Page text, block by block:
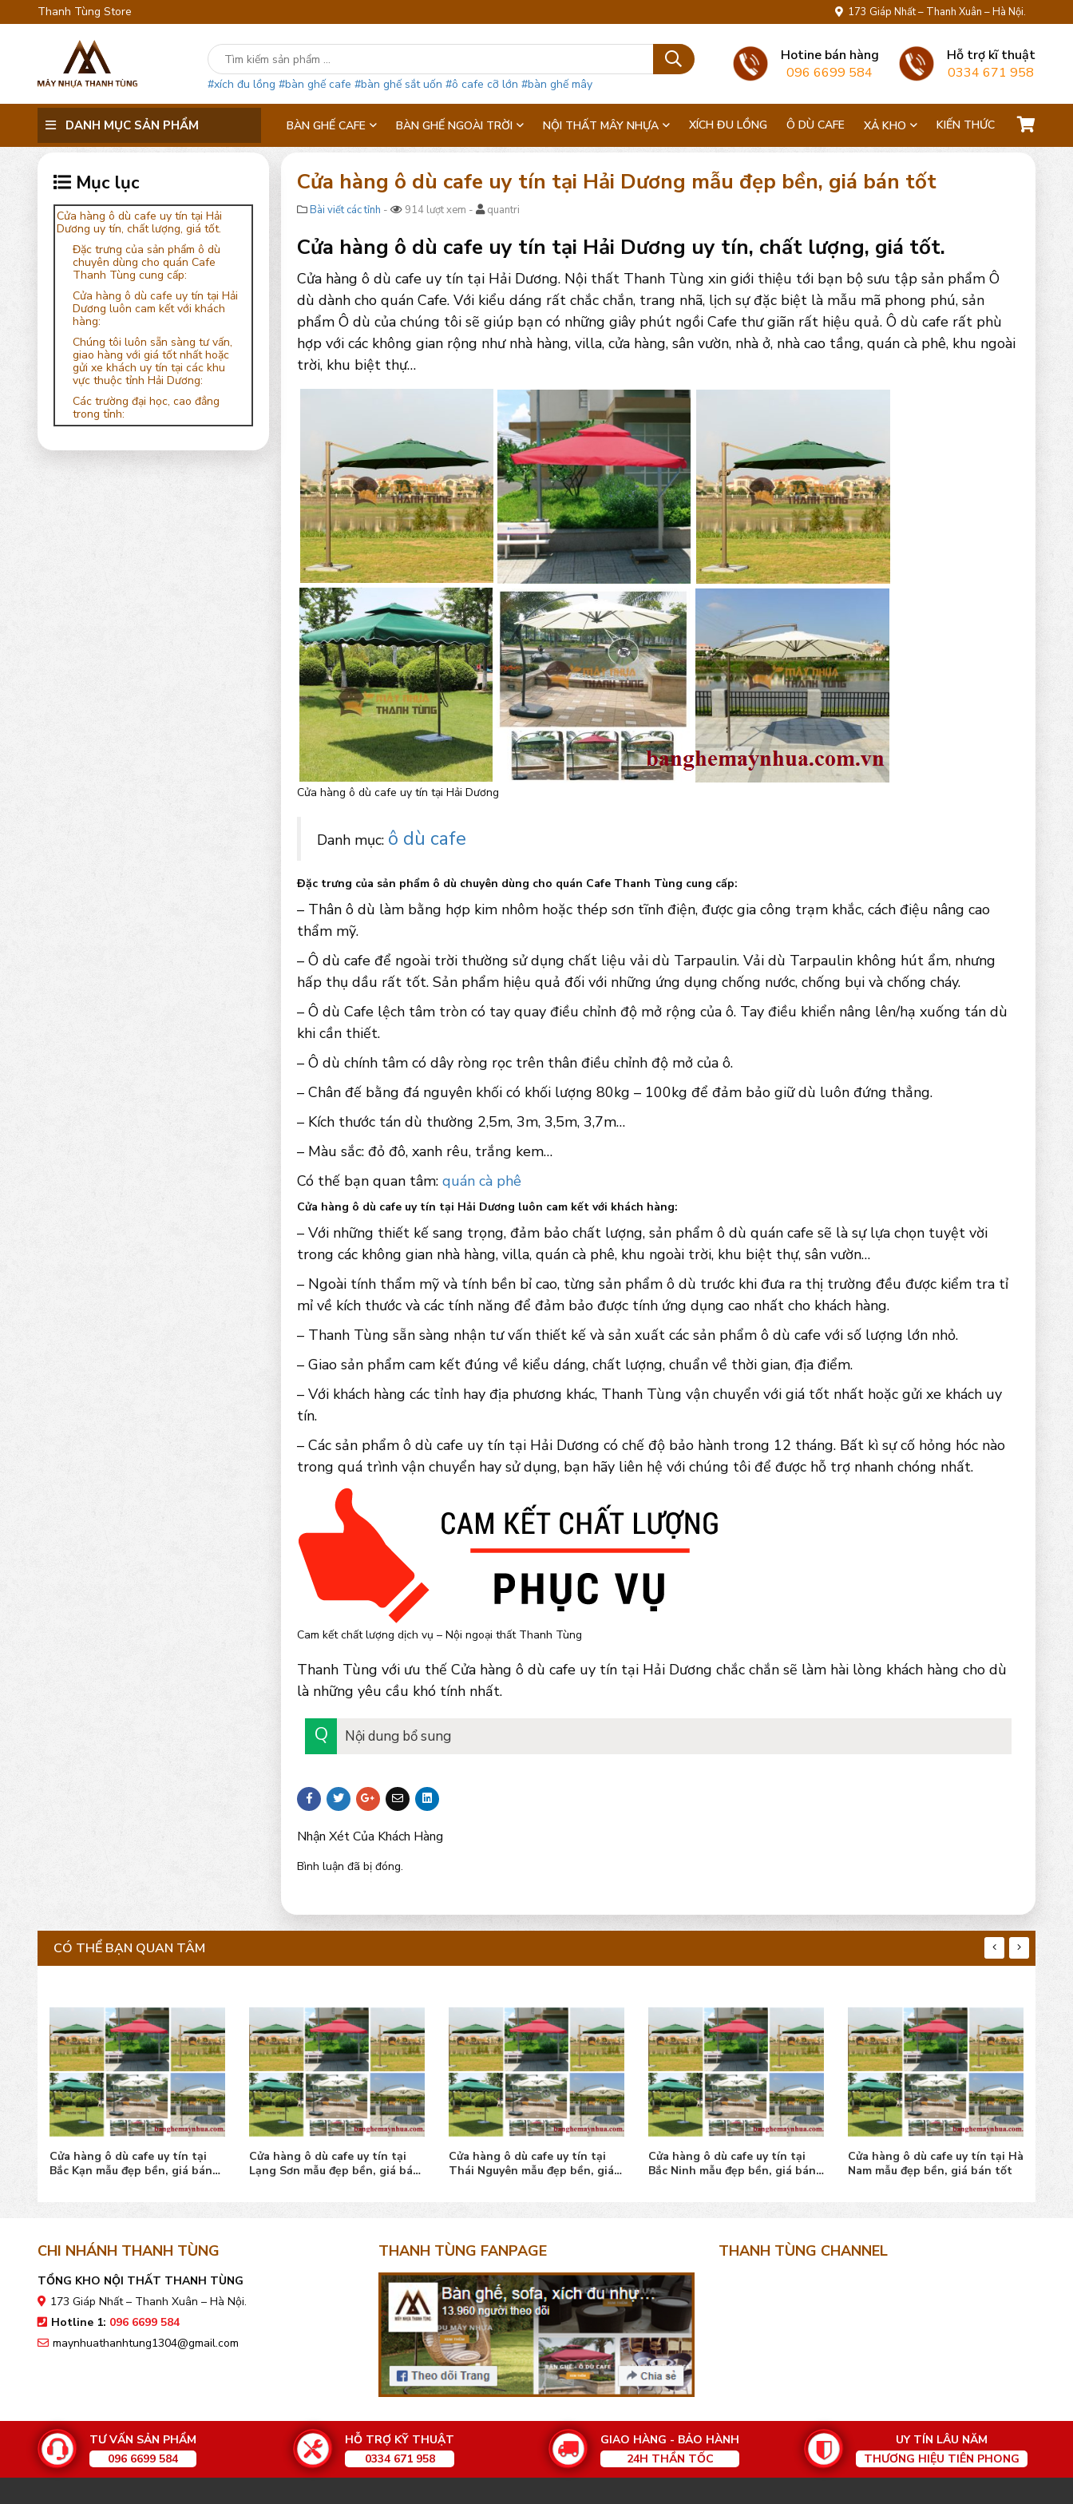
Thanh Tùng Store 173 Giáp Nhất – Thanh Xuân – Hà Nội.
#xích đu lồng #bàn ghế cafe #bàn ghế sắt uốn #ô cafe cỡ lớn #bàn ghế mây
Hotine bán hàng
096 6699 584
Hỗ trợ kĩ thuật
0334 671 958
DANH MỤC SẢN PHẨM BÀN GHẾ CAFE BÀN GHẾ NGOÀI TRỜI NỘI THẤT MÂY NHỰA XÍCH ĐU LỒNG Ô DÙ CAFE XẢ KHO KIẾN THỨC
Mục lục
Cửa hàng ô dù cafe uy tín tại Hải
Dương uy tín, chất lượng, giá tốt.
Đặc trưng của sản phẩm ô dù
chuyên dùng cho quán Cafe
Thanh Tùng cung cấp:
Cửa hàng ô dù cafe uy tín tại Hải
Dương luôn cam kết với khách
hàng:
Chúng tôi luôn sẵn sàng tư vấn,
giao hàng với giá tốt nhất hoặc
gửi xe khách uy tín tại các khu
vực thuộc tỉnh Hải Dương:
Các trường đại học, cao đẳng
trong tỉnh:
Cửa hàng ô dù cafe uy tín tại Hải Dương mẫu đẹp bền, giá bán tốt
Bài viết các tỉnh - 914 lượt xem - quantri
Cửa hàng ô dù cafe uy tín tại Hải Dương uy tín, chất lượng, giá tốt.
Cửa hàng ô dù cafe uy tín tại Hải Dương. Nội thất Thanh Tùng xin giới thiệu tới bạn bộ sưu tập sản phẩm Ô
dù dành cho quán Cafe. Với kiểu dáng rất chắc chắn, trang nhã, lịch sự đặc biệt là mẫu mã phong phú, sản
phẩm Ô dù của chúng tôi sẽ giúp bạn có những giây phút ngồi Cafe thư giãn rất hiệu quả. Ô dù cafe rất phù
hợp với các không gian rộng như nhà hàng, villa, cửa hàng, sân vườn, nhà ở, nhà cao tầng, quán cà phê, khu ngoài
trời, khu biệt thự…
Cửa hàng ô dù cafe uy tín tại Hải Dương
Danh mục: ô dù cafe
Đặc trưng của sản phẩm ô dù chuyên dùng cho quán Cafe Thanh Tùng cung cấp:
– Thân ô dù làm bằng hợp kim nhôm hoặc thép sơn tĩnh điện, được gia công trạm khắc, cách điệu nâng cao
thẩm mỹ.
– Ô dù cafe để ngoài trời thường sử dụng chất liệu vải dù Tarpaulin. Vải dù Tarpaulin không hút ẩm, nhưng
hấp thụ dầu rất tốt. Sản phẩm hiệu quả đối với những ứng dụng chống nước, chống bụi và chống cháy.
– Ô dù Cafe lệch tâm tròn có tay quay điều chỉnh độ mở rộng của ô. Tay điều khiển nâng lên/hạ xuống tán dù
khi cần thiết.
– Ô dù chính tâm có dây ròng rọc trên thân điều chỉnh độ mở của ô.
– Chân đế bằng đá nguyên khối có khối lượng 80kg – 100kg để đảm bảo giữ dù luôn đứng thẳng.
– Kích thước tán dù thường 2,5m, 3m, 3,5m, 3,7m…
– Màu sắc: đỏ đô, xanh rêu, trắng kem…
Có thế bạn quan tâm: quán cà phê
Cửa hàng ô dù cafe uy tín tại Hải Dương luôn cam kết với khách hàng:
– Với những thiết kế sang trọng, đảm bảo chất lượng, sản phẩm ô dù quán cafe sẽ là sự lựa chọn tuyệt vời
trong các không gian nhà hàng, villa, quán cà phê, khu ngoài trời, khu biệt thự, sân vườn…
– Ngoài tính thẩm mỹ và tính bền bỉ cao, từng sản phẩm ô dù trước khi đưa ra thị trường đều được kiểm tra tỉ
mỉ về kích thước và các tính năng để đảm bảo được tính ứng dụng cao nhất cho khách hàng.
– Thanh Tùng sẵn sàng nhận tư vấn thiết kế và sản xuất các sản phẩm ô dù cafe với số lượng lớn nhỏ.
– Giao sản phẩm cam kết đúng về kiểu dáng, chất lượng, chuẩn về thời gian, địa điểm.
– Với khách hàng các tỉnh hay địa phương khác, Thanh Tùng vận chuyển với giá tốt nhất hoặc gửi xe khách uy
tín.
– Các sản phẩm ô dù cafe uy tín tại Hải Dương có chế độ bảo hành trong 12 tháng. Bất kì sự cố hỏng hóc nào
trong quá trình vận chuyển hay sử dụng, bạn hãy liên hệ với chúng tôi để được hỗ trợ nhanh chóng nhất.
Cam kết chất lượng dịch vụ – Nội ngoại thất Thanh Tùng
Thanh Tùng với ưu thế Cửa hàng ô dù cafe uy tín tại Hải Dương chắc chắn sẽ làm hài lòng khách hàng cho dù
là những yêu cầu khó tính nhất.
Nội dung bổ sung
Nhận Xét Của Khách Hàng
Bình luận đã bị đóng.
CÓ THỂ BẠN QUAN TÂM
Cửa hàng ô dù cafe uy tín tại
Bắc Kạn mẫu đẹp bền, giá bán
Cửa hàng ô dù cafe uy tín tại
Lạng Sơn mẫu đẹp bền, giá bán
Cửa hàng ô dù cafe uy tín tại
Thái Nguyên mẫu đẹp bền, giá
Cửa hàng ô dù cafe uy tín tại
Bắc Ninh mẫu đẹp bền, giá bán
Cửa hàng ô dù cafe uy tín tại Hà
Nam mẫu đẹp bền, giá bán tốt
CHI NHÁNH THANH TÙNG
TỔNG KHO NỘI THẤT THANH TÙNG
173 Giáp Nhất – Thanh Xuân – Hà Nội.
Hotline 1: 096 6699 584
maynhuathanhtung1304@gmail.com
THANH TÙNG FANPAGE THANH TÙNG CHANNEL
TƯ VẤN SẢN PHẨM
096 6699 584
HỖ TRỢ KỸ THUẬT
0334 671 958
GIAO HÀNG - BẢO HÀNH
24H THẦN TỐC
UY TÍN LÂU NĂM
THƯƠNG HIỆU TIÊN PHONG